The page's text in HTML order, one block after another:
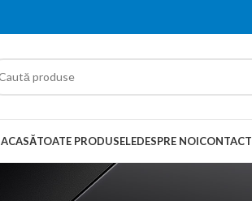
ACASĂTOATE PRODUSELEDESPRE NOICONTACT